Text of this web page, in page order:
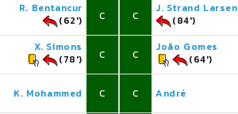
R. Bentancur
(62')
C
X. Simons
(78')
C
K. Mohammed C
C
J. Strand Larsen
(84')
C
João Gomes
(64')
C André